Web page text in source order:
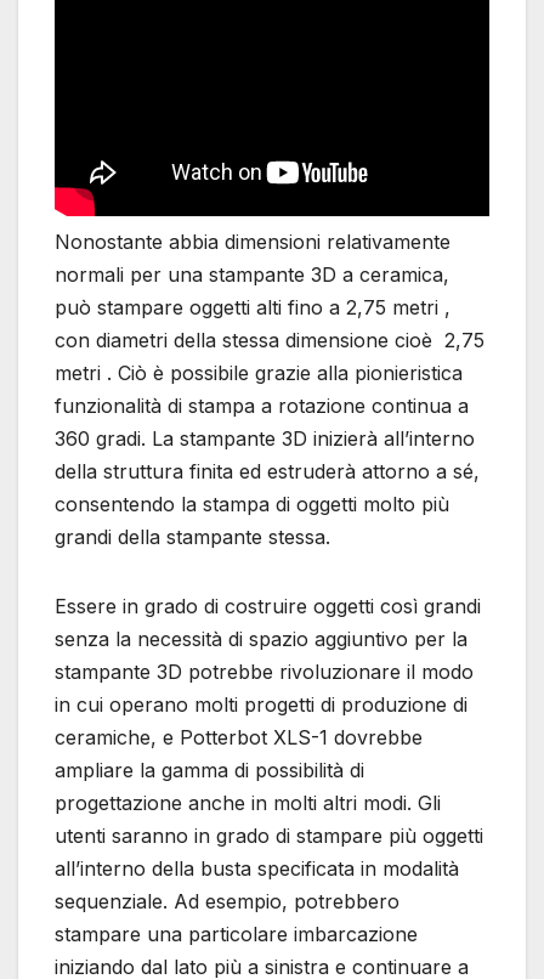
Nonostante abbia dimensioni relativamente
normali per una stampante 3D a ceramica,
può stampare oggetti alti fino a 2,75 metri ,
con diametri della stessa dimensione cioè 2,75
metri . Ciò è possibile grazie alla pionieristica
funzionalità di stampa a rotazione continua a
360 gradi. La stampante 3D inizierà all’interno
della struttura finita ed estruderà attorno a sé,
consentendo la stampa di oggetti molto più
grandi della stampante stessa.
Essere in grado di costruire oggetti così grandi
senza la necessità di spazio aggiuntivo per la
stampante 3D potrebbe rivoluzionare il modo
in cui operano molti progetti di produzione di
ceramiche, e Potterbot XLS-1 dovrebbe
ampliare la gamma di possibilità di
progettazione anche in molti altri modi. Gli
utenti saranno in grado di stampare più oggetti
all’interno della busta specificata in modalità
sequenziale. Ad esempio, potrebbero
stampare una particolare imbarcazione
iniziando dal lato più a sinistra e continuare a